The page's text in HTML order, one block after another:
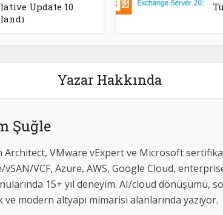
Update 10
Yazar Hakkında
Şuğle
Architect, VMware vExpert ve Microsoft
vSAN/VCF, Azure, AWS, Google Cloud,
15+ yıl deneyim. AI/cloud dönüşümü,
ve modern altyapı mimarisi alanlarında yazıyor.